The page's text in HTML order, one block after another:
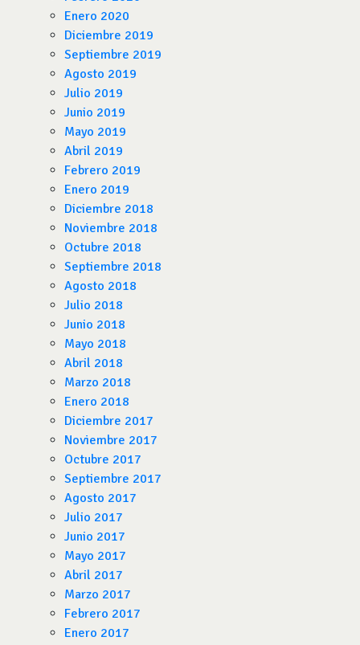
Enero 2020
Diciembre 2019
Septiembre 2019
Agosto 2019
Julio 2019
Junio 2019
Mayo 2019
Abril 2019
Febrero 2019
Enero 2019
Diciembre 2018
Noviembre 2018
Octubre 2018
Septiembre 2018
Agosto 2018
Julio 2018
Junio 2018
Mayo 2018
Abril 2018
Marzo 2018
Enero 2018
Diciembre 2017
Noviembre 2017
Octubre 2017
Septiembre 2017
Agosto 2017
Julio 2017
Junio 2017
Mayo 2017
Abril 2017
Marzo 2017
Febrero 2017
Enero 2017